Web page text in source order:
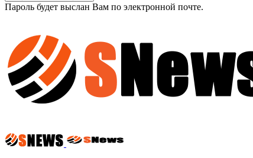
Пароль будет выслан Вам по электронной почте.